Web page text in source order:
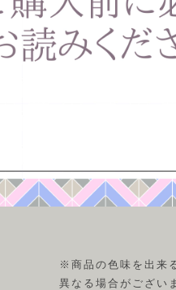
※商品の色味を出来
異なる場合がござい